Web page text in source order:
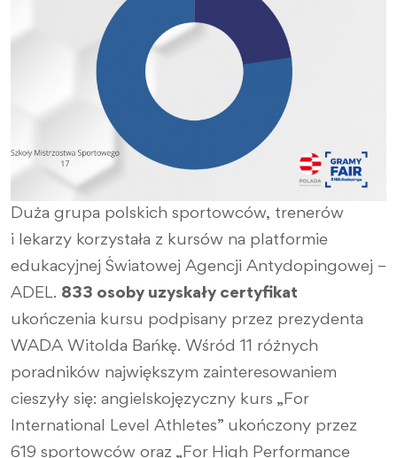
Duża grupa polskich sportowców, trenerów
i lekarzy korzystała z kursów na platformie
edukacyjnej Światowej Agencji Antydopingowej –
ADEL. 833 osoby uzyskały certyfikat
ukończenia kursu podpisany przez prezydenta
WADA Witolda Bańkę. Wśród 11 różnych
poradników największym zainteresowaniem
cieszyły się: angielskojęzyczny kurs „For
International Level Athletes” ukończony przez
619 sportowców oraz „For High Performance